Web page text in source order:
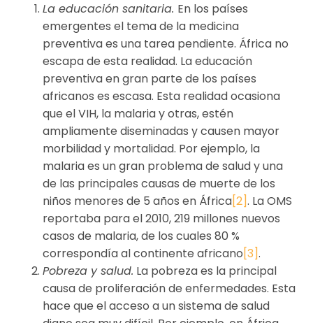
La educación sanitaria. En los países
emergentes el tema de la medicina
preventiva es una tarea pendiente. África no
escapa de esta realidad. La educación
preventiva en gran parte de los países
africanos es escasa. Esta realidad ocasiona
que el VIH, la malaria y otras, estén
ampliamente diseminadas y causen mayor
morbilidad y mortalidad. Por ejemplo, la
malaria es un gran problema de salud y una
de las principales causas de muerte de los
niños menores de 5 años en África[2]. La OMS
reportaba para el 2010, 219 millones nuevos
casos de malaria, de los cuales 80 %
correspondía al continente africano[3].
Pobreza y salud. La pobreza es la principal
causa de proliferación de enfermedades. Esta
hace que el acceso a un sistema de salud